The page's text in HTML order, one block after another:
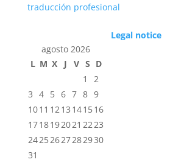
traducción profesional
Legal notice
agosto 2026
L M X J V S D
1
2
3 4 5 6 7 8 9
1011 1213 141516
1718192021 2223
24252627282930
31